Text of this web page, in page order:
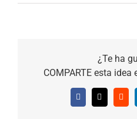
¿Te ha
COMPARTE esta
Facebook
X